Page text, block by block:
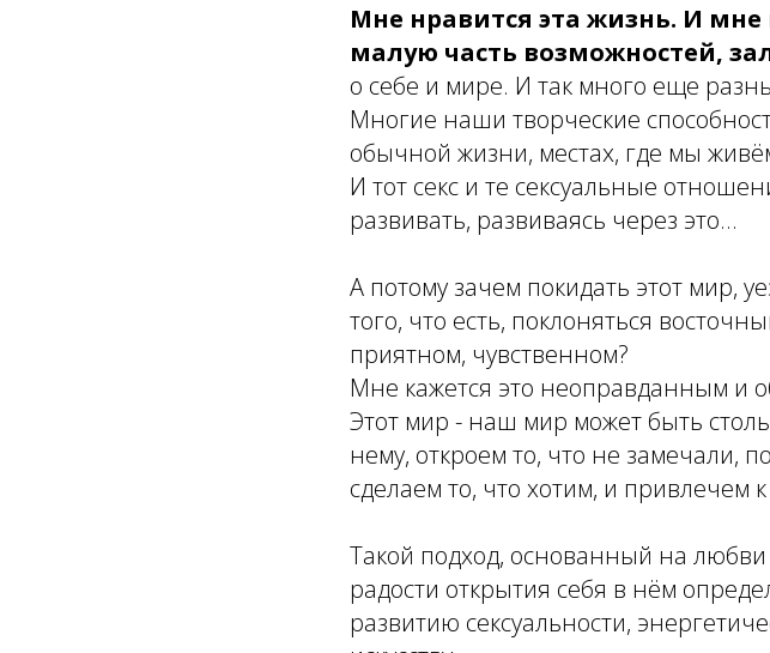
Мне нравится эта жизнь. И
малую часть возможностей,
о себе и мире. И так много еще
Многие наши творческие
обычной жизни, местах, где мы
И тот секс и те сексуальные
развивать, развиваясь через это...
А потому зачем покидать этот мир,
того, что есть, поклоняться
приятном, чувственном?
Мне кажется это неоправданным и
Этот мир - наш мир может быть
нему, откроем то, что не замечали,
сделаем то, что хотим, и привлечем
Такой подход, основанный на
радости открытия себя в нём
развитию сексуальности,